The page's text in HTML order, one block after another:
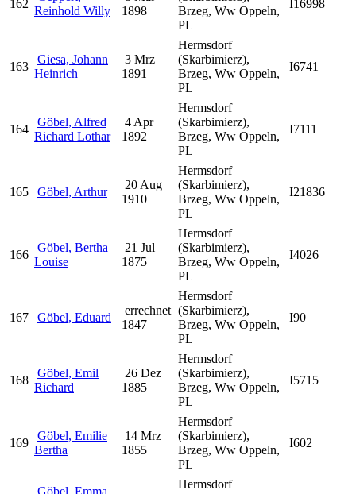
162
Reinhold Willy
1898
Brzeg, Ww Oppeln,
PL
I16998
163
Giesa, Johann
Heinrich
3 Mrz
1891
Hermsdorf
(Skarbimierz),
Brzeg, Ww Oppeln,
PL
I6741
164
Göbel, Alfred
Richard Lothar
4 Apr
1892
Hermsdorf
(Skarbimierz),
Brzeg, Ww Oppeln,
PL
I7111
165 Göbel, Arthur
20 Aug
1910
Hermsdorf
(Skarbimierz),
Brzeg, Ww Oppeln,
PL
I21836
166
Göbel, Bertha
Louise
21 Jul
1875
Hermsdorf
(Skarbimierz),
Brzeg, Ww Oppeln,
PL
I4026
167 Göbel, Eduard
errechnet
1847
Hermsdorf
(Skarbimierz),
Brzeg, Ww Oppeln,
PL
I90
168
Göbel, Emil
Richard
26 Dez
1885
Hermsdorf
(Skarbimierz),
Brzeg, Ww Oppeln,
PL
I5715
169
Göbel, Emilie
Bertha
14 Mrz
1855
Hermsdorf
(Skarbimierz),
Brzeg, Ww Oppeln,
PL
I602
Göbel, Emma
Hermsdorf